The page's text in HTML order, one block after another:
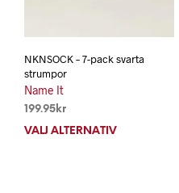
NKNSOCK – 7-pack svarta
strumpor
Name It
199.95 kr
VÄLJ ALTERNATIV